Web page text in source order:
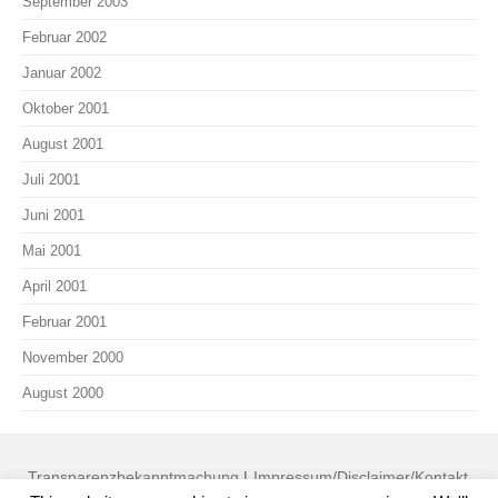
Februar 2002
Januar 2002
Oktober 2001
August 2001
Juli 2001
Juni 2001
Mai 2001
April 2001
Februar 2001
November 2000
August 2000
Transparenzbekanntmachung| Impressum/Disclaimer/Kontakt